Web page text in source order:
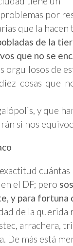
por
que la hacen
de la
que no se
orgullosos de
cosas que
y que
si nos
cuántas
el DF; pero
y para
de la querida
arrachera,
De más está